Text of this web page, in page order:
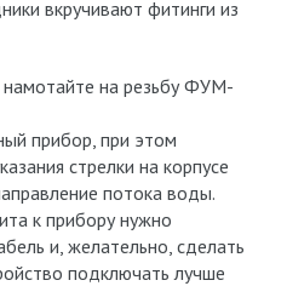
вкручивают фитинги из
намотайте на резьбу ФУМ-
прибор, при этом
стрелки на корпусе
потока воды.
к прибору нужно
и, желательно, сделать
подключать лучше